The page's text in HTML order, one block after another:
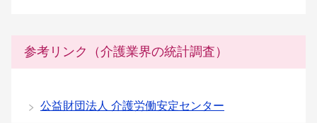
参考リンク（介護業界の統計調査）
公益財団法人 介護労働安定センター